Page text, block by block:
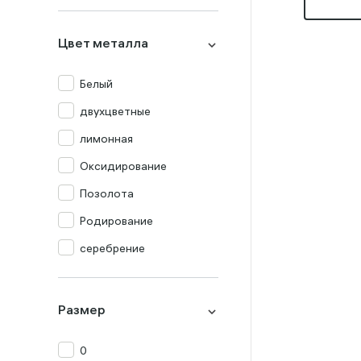
Перламутр
Празиолит
Прочие
Раух-топаз
Родолит
Рубин
Сапфир
Топаз
Хризолит
Цвет металла
Белый
двухцветные
лимонная
Оксидирование
Позолота
Родирование
серебрение
Размер
0